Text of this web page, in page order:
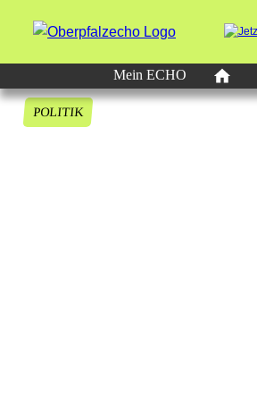
Mein ECHO
POLITIK